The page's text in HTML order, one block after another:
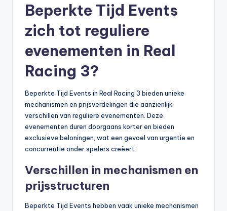
Beperkte Tijd Events
zich tot reguliere
evenementen in Real
Racing 3?
Beperkte Tijd Events in Real Racing 3 bieden unieke
mechanismen en prijsverdelingen die aanzienlijk
verschillen van reguliere evenementen. Deze
evenementen duren doorgaans korter en bieden
exclusieve beloningen, wat een gevoel van urgentie en
concurrentie onder spelers creëert.
Verschillen in mechanismen en
prijsstructuren
Beperkte Tijd Events hebben vaak unieke mechanismen